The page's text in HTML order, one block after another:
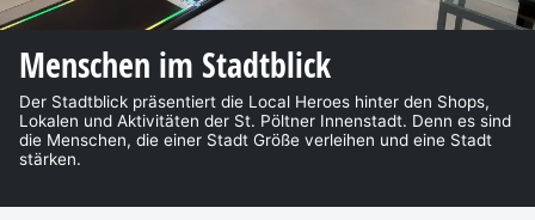
Menschen im Stadtblick
Der Stadtblick präsentiert die Local Heroes hinter den Shops,
Lokalen und Aktivitäten der St. Pöltner Innenstadt. Denn es sind
die Menschen, die einer Stadt Größe verleihen und eine Stadt
stärken.